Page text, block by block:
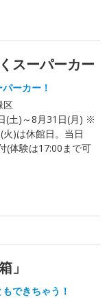
スーパーカー
ーカー！
区
(土)～8月31日(月) ※
)は休館日。当日
(体験は17:00まで可
」
できちゃう！